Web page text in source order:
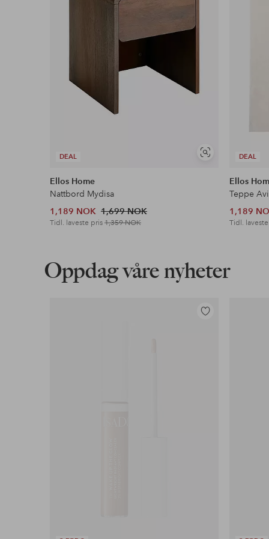
DEAL
Vis
Ellos Home
Nattbord Mydisa
1,189 NOK 1,699 NOK
Tidl. laveste pris1,359 NOK
DEAL
Ellos
Teppe
1,189
Tidl.
Oppdag våre nyheter
Legg